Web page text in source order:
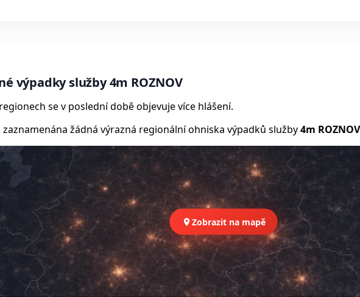
výpadky služby 4m ROZNOV
se v poslední době objevuje více hlášení.
žádná výrazná regionální ohniska výpadků služby4m ROZNOV
Zobrazit na mapě